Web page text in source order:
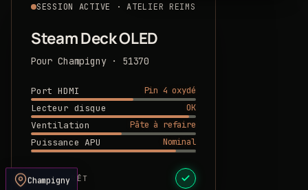
SESSION ACTIVE · ATELIER REIMS
Steam Deck OLED
Pour Champigny · 51370
Port HDMI
Pin 4 oxydé
Lecteur disque
OK
Ventilation
Pâte à refaire
Puissance APU
Nominal
DEVIS PRÊT
Champigny